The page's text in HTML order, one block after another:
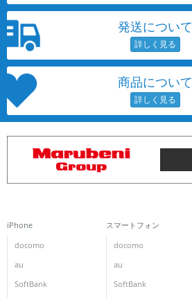
発送について
商品について
iPhone
docomo
au
SoftBank
スマートフォン
docomo
au
SoftBank
各項目のチェックボックスは「or検索」となります。
ただし機能別のみ「and検索」となります。